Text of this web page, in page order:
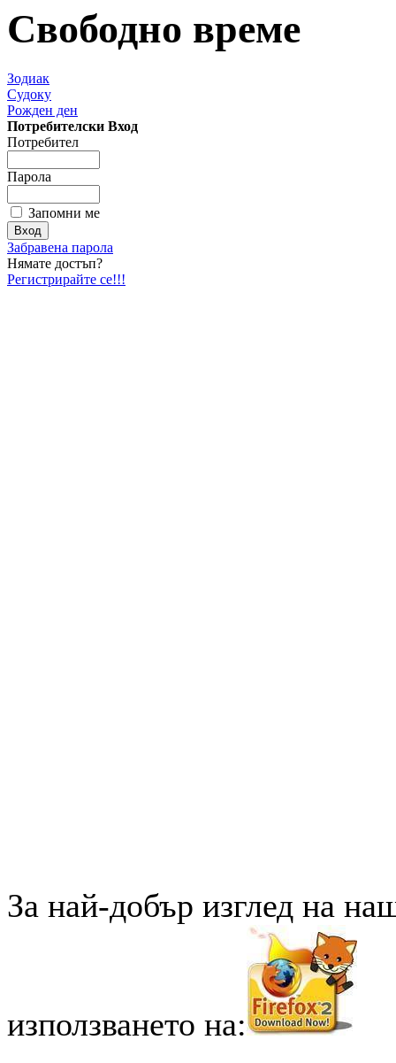
Свободно време
Зодиак
Судоку
Рожден ден
Потребителски Вход
Потребител
Парола
Запомни ме
Забравена парола
Нямате достъп?
Регистрирайте се!!!
За най-добър изглед на
използването на: